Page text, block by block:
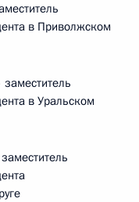
в Приволжском
в Уральском